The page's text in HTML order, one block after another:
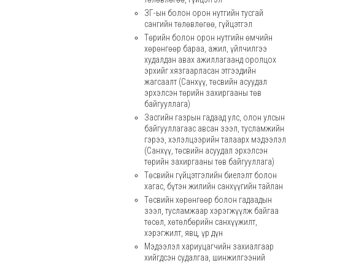
ЗГ-ын болон орон нутгийн тусгай
сангийн төлөвлөгөө, гүйцэтгэл
Төрийн болон орон нутгийн өмчийн
хөрөнгөөр бараа, ажил, үйлчилгээ
худалдан авах ажиллагаанд оролцох
эрхийг хязгаарласан этгээдийн
жагсаалт (Санхүү, төсвийн асуудал
эрхэлсэн төрийн захиргааны төв
байгууллага)
Засгийн газрын гадаад улс, олон улсын
байгууллагаас авсан зээл, тусламжийн
гэрээ, хэлэлцээрийн талаарх мэдээлэл
(Cанхүү, төсвийн асуудал эрхэлсэн
төрийн захиргааны төв байгууллага)
Төсвийн гүйцэтгэлийн биелэлт болон
хагас, бүтэн жилийн санхүүгийн тайлан
Төсвийн хөрөнгөөр болон гадаадын
зээл, тусламжаар хэрэгжүүлж байгаа
төсөл, хөтөлбөрийн санхүүжилт,
хэрэгжилт, явц, үр дүн
Мэдээлэл хариуцагчийн захиалгаар
хийгдсэн судалгаа, шинжилгээний